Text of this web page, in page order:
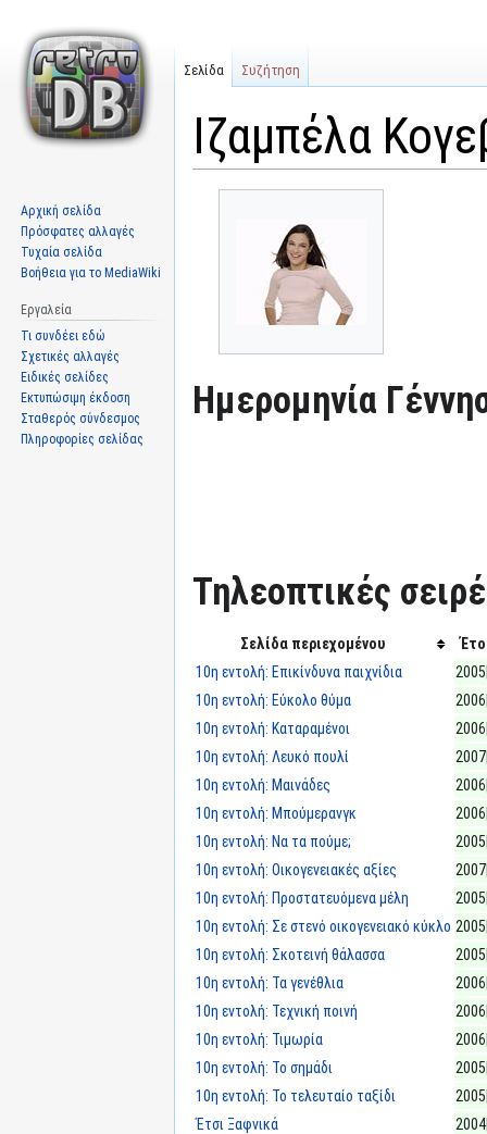
Ιζαμπέλα
Ημερομηνία
Τηλεοπτικές
Σελίδα περιεχομένου
10η εντολή: Επικίνδυνα παιχνίδια
10η εντολή: Εύκολο θύμα
10η εντολή: Καταραμένοι
10η εντολή: Λευκό πουλί
10η εντολή: Μαινάδες
10η εντολή: Μπούμερανγκ
10η εντολή: Να τα πούμε;
10η εντολή: Οικογενειακές αξίες
10η εντολή: Προστατευόμενα μέλη
10η εντολή: Σε στενό οικογενειακό κύκλο
10η εντολή: Σκοτεινή θάλασσα
10η εντολή: Τα γενέθλια
10η εντολή: Τεχνική ποινή
10η εντολή: Τιμωρία
10η εντολή: Το σημάδι
10η εντολή: Το τελευταίο ταξίδι
Έτσι Ξαφνικά
Σελίδα Συζήτηση
Αρχική σελίδα
Πρόσφατες αλλαγές
Τυχαία σελίδα
Βοήθεια για το MediaWiki
Εργαλεία
Τι συνδέει εδώ
Σχετικές αλλαγές
Ειδικές σελίδες
Εκτυπώσιμη έκδοση
Σταθερός σύνδεσμος
Πληροφορίες σελίδας